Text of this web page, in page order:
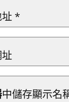
*
中儲存顯示名